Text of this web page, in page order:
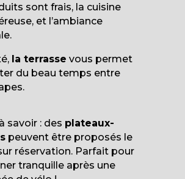
sont frais, la cuisine
et l’ambiance
la terrasse vous permet
du beau temps entre
savoir : des plateaux-
peuvent être proposés le
réservation. Parfait pour
tranquille après une